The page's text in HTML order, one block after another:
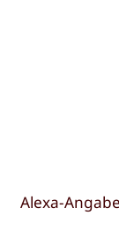
Alexa-